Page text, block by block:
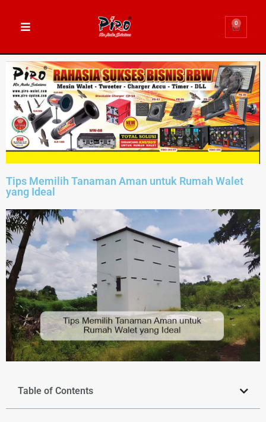
0
Tips Memilih Tanaman Aman untuk Rumah Walet
yang Ideal
Table of Contents